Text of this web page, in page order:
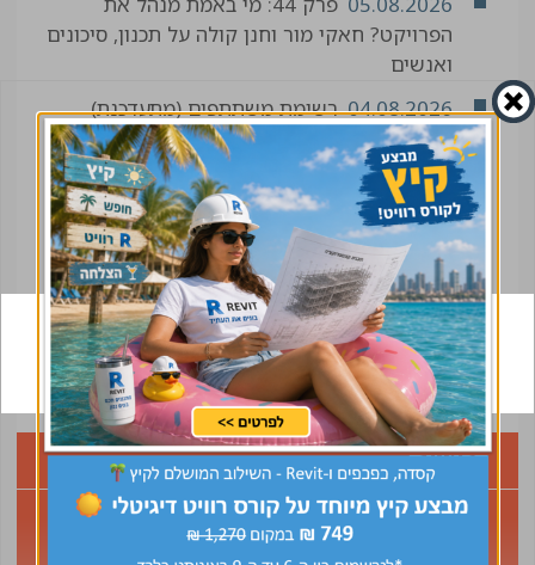
הפרויקט? חאקי מור וחנן קולה על תכנון, סיכונים
ואנשים
04.08.2026 רשימת משתתפים (מתעדכנת)
04.08.2026 יישום שיטת "התבנית המחליקה"
בבניית מגדל TOHA 2 בתל אביב
01.08.2026
כנס הנשים ה-2 כבר בדרך. מי יהיו
השותפים שיובילו אותו איתנו?
הצטרפו לקהילה
דרושים
תחום